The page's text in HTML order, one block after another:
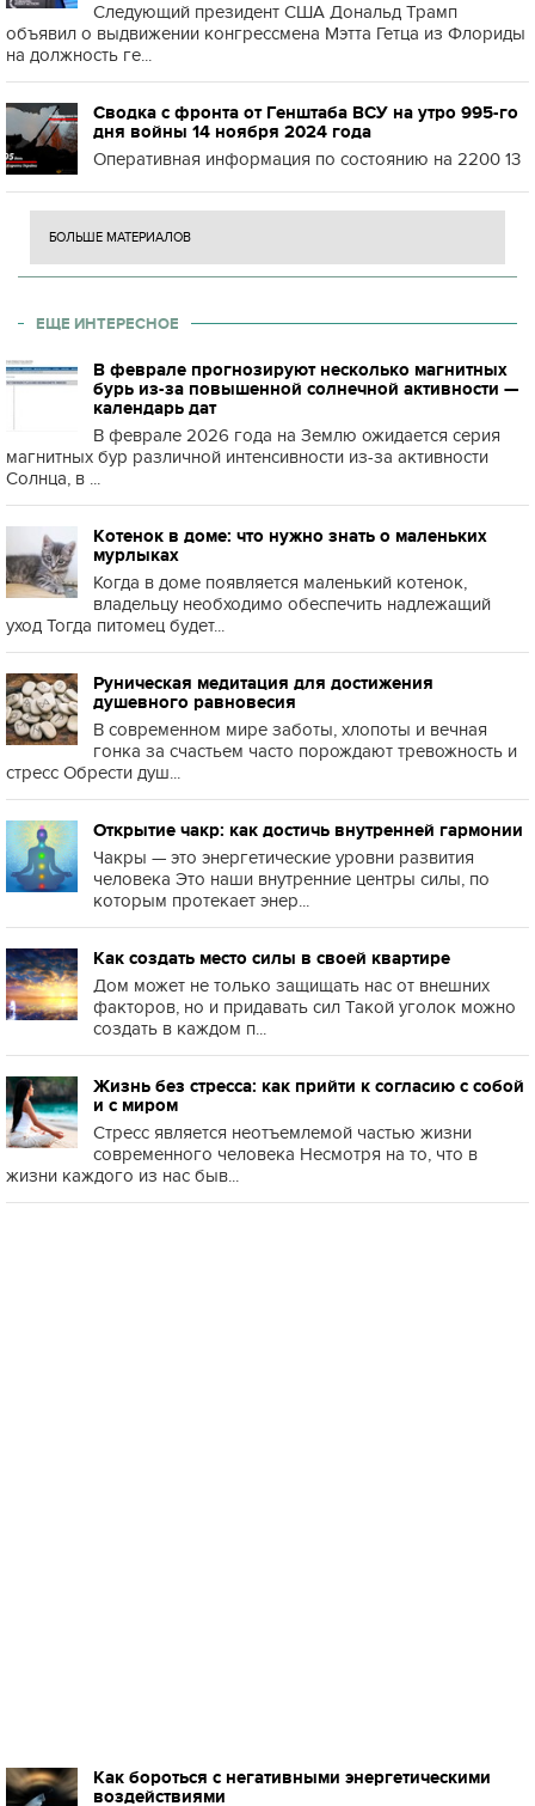
Следующий президент США Дональд Трамп
объявил о выдвижении конгрессмена Мэтта Гетца из Флориды
на должность ге...
Сводка с фронта от Генштаба ВСУ на утро 995-го
дня войны 14 ноября 2024 года
Оперативная информация по состоянию на 2200 13
БОЛЬШЕ МАТЕРИАЛОВ
ЕЩЕ ИНТЕРЕСНОЕ
В феврале прогнозируют несколько магнитных
бурь из-за повышенной солнечной активности —
календарь дат
В феврале 2026 года на Землю ожидается серия
магнитных бур различной интенсивности из-за активности
Солнца, в ...
Котенок в доме: что нужно знать о маленьких
мурлыках
Когда в доме появляется маленький котенок,
владельцу необходимо обеспечить надлежащий
уход Тогда питомец будет...
Руническая медитация для достижения
душевного равновесия
В современном мире заботы, хлопоты и вечная
гонка за счастьем часто порождают тревожность и
стресс Обрести душ...
Открытие чакр: как достичь внутренней гармонии
Чакры — это энергетические уровни развития
человека Это наши внутренние центры силы, по
которым протекает энер...
Как создать место силы в своей квартире
Дом может не только защищать нас от внешних
факторов, но и придавать сил Такой уголок можно
создать в каждом п...
Жизнь без стресса: как прийти к согласию с собой
и с миром
Стресс является неотъемлемой частью жизни
современного человека Несмотря на то, что в
жизни каждого из нас быв...
Как бороться с негативными энергетическими
воздействиями